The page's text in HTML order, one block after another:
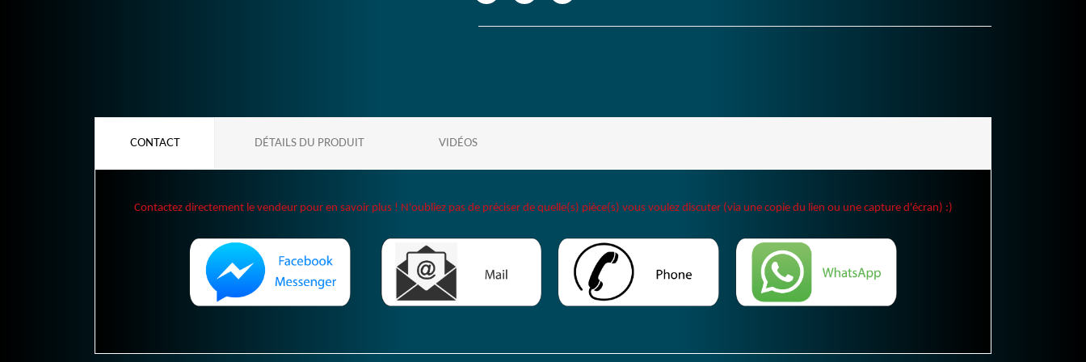
CONTACT DÉTAILS DU PRODUIT VIDÉOS
Contactez directement le vendeur pour en savoir plus ! N'oubliez pas de préciser de quelle(s) pièce(s) vous voulez discuter (via une copie du lien ou une capture d'écran) :)